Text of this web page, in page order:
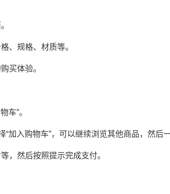
、规格、材质等。
买体验。
车”。
加入购物车”，可以继续浏览其他商品，然后
，然后按照提示完成支付。